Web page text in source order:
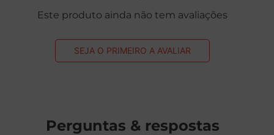
Este produto ainda não tem avaliações
SEJA O PRIMEIRO A AVALIAR
Perguntas & respostas